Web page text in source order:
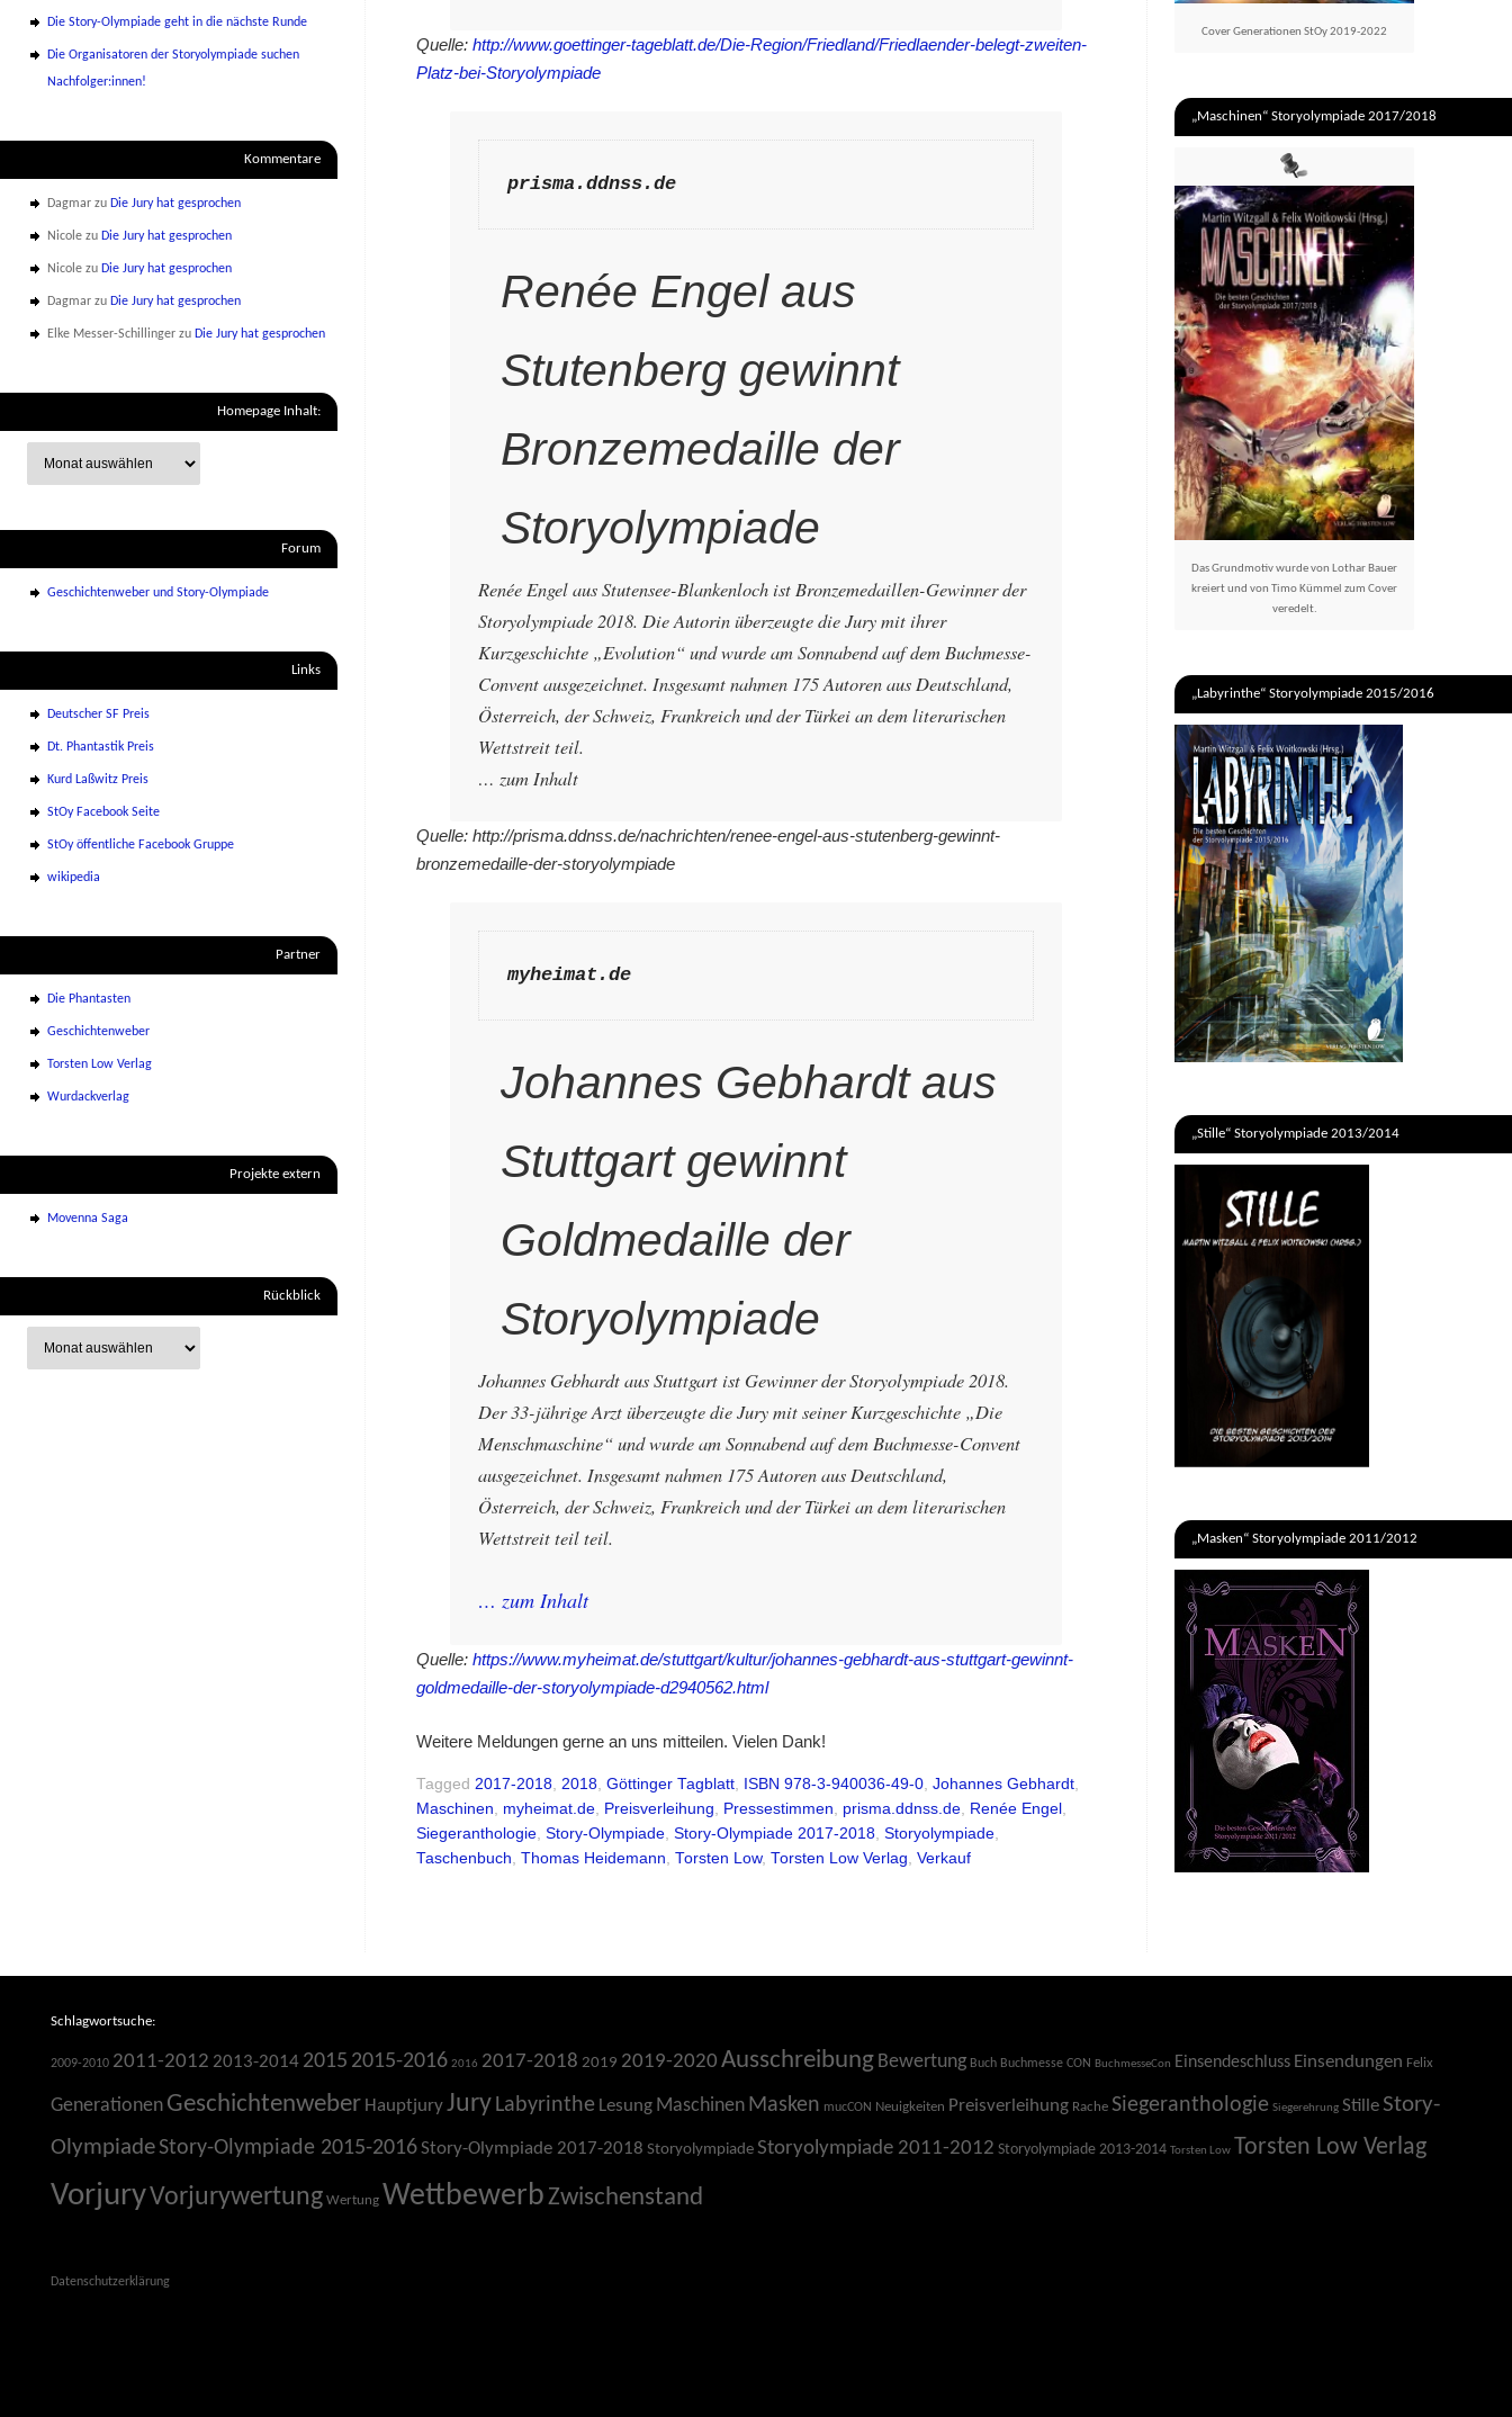
Quelle: http://www.goettinger-tageblatt.de/Die-Region/Friedland/Friedlaender-belegt-zweiten-
Platz-bei-Storyolympiade
prisma.ddnss.de
Renée Engel aus
Stutenberg gewinnt
Bronzemedaille der
Storyolympiade
Renée Engel aus Stutensee-Blankenloch ist Bronzemedaillen-Gewinner der
Storyolympiade 2018. Die Autorin überzeugte die Jury mit ihrer
Kurzgeschichte „Evolution“ und wurde am Sonnabend auf dem Buchmesse-
Convent ausgezeichnet. Insgesamt nahmen 175 Autoren aus Deutschland,
Österreich, der Schweiz, Frankreich und der Türkei an dem literarischen
Wettstreit teil.
… zum Inhalt
Quelle: http://prisma.ddnss.de/nachrichten/renee-engel-aus-stutenberg-gewinnt-
bronzemedaille-der-storyolympiade
myheimat.de
Johannes Gebhardt aus
Stuttgart gewinnt
Goldmedaille der
Storyolympiade
Johannes Gebhardt aus Stuttgart ist Gewinner der Storyolympiade 2018.
Der 33-jährige Arzt überzeugte die Jury mit seiner Kurzgeschichte „Die
Menschmaschine“ und wurde am Sonnabend auf dem Buchmesse-Convent
ausgezeichnet. Insgesamt nahmen 175 Autoren aus Deutschland,
Österreich, der Schweiz, Frankreich und der Türkei an dem literarischen
Wettstreit teil teil.
… zum Inhalt
Quelle: https://www.myheimat.de/stuttgart/kultur/johannes-gebhardt-aus-stuttgart-gewinnt-
goldmedaille-der-storyolympiade-d2940562.html
Weitere Meldungen gerne an uns mitteilen. Vielen Dank!
Tagged 2017-2018 2018 Göttinger Tagblatt ISBN 978-3-940036-49-0 Johannes Gebhardt
Maschinen
myheimat.de Preisverleihung Pressestimmen prisma.ddnss.de Renée Engel
Siegeranthologie Story-Olympiade Story-Olympiade 2017-2018 Storyolympiade
Taschenbuch Thomas Heidemann Torsten Low, Torsten Low Verlag Verkauf
Die Story-Olympiade geht in die nächste Runde
Die Organisatoren der Storyolympiade suchen
Nachfolger:innen!
Kommentare
Dagmar zu Die Jury hat gesprochen
Nicole zu Die Jury hat gesprochen
Nicole zu Die Jury hat gesprochen
Dagmar zu Die Jury hat gesprochen
Elke Messer-Schillinger zu Die Jury hat gesprochen
Homepage Inhalt:
Forum
Geschichtenweber und Story-Olympiade
Links
Deutscher SF Preis
Dt. Phantastik Preis
Kurd Laßwitz Preis
StOy Facebook Seite
StOy öffentliche Facebook Gruppe
wikipedia
Partner
Die Phantasten
Geschichtenweber
Torsten Low Verlag
Wurdackverlag
Projekte extern
Movenna Saga
Rückblick
Cover Generationen StOy 2019-2022
„Maschinen“ Storyolympiade 2017/2018
Das Grundmotiv wurde von Lothar Bauer
kreiert und von Timo Kümmel zum Cover
veredelt.
„Labyrinthe“ Storyolympiade 2015/2016
„Stille“ Storyolympiade 2013/2014
„Masken“ Storyolympiade 2011/2012
Schlagwortsuche:
2009-2010 2011-2012 2013-2014 2015 2015-2016 2016 2017-2018 2019 2019-2020 Ausschreibung Bewertung Buch Buchmesse CON BuchmesseCon Einsendeschluss Einsendungen Felix
Generationen Geschichtenweber HauptjuryJury Labyrinthe Lesung Maschinen Masken mucCON Neuigkeiten Preisverleihung Rache Siegeranthologie Siegerehrung Stille Story-
Olympiade Story-Olympiade 2015-2016Story-Olympiade 2017-2018 Storyolympiade Storyolympiade 2011-2012 Storyolympiade 2013-2014 Torsten Low Torsten Low Verlag
VorjuryVorjurywertung Wertung WettbewerbZwischenstand
Datenschutzerklärung